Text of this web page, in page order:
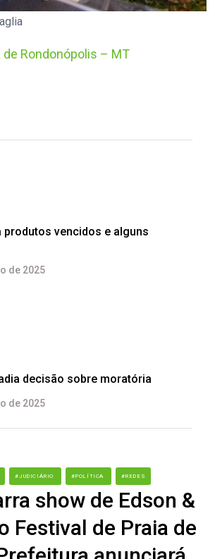
Rondonópolis – MT
produtos vencidos e alguns
de 2025
decisão sobre moratória
de 2025
#JUDICIÁRIO #POLÍTICA #REDES
show de Edson &
Festival de Praia de